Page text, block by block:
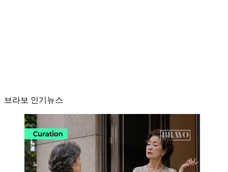
브라보 인기뉴스